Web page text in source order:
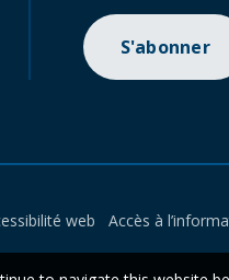
S'abonner
web Accès à